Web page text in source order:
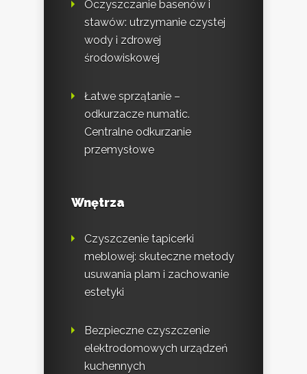
Oczyszczanie basenów i
stawów: utrzymanie czystej
wody i zdrowej
środowiskowej
Łatwe sprzątanie –
odkurzacze numatic.
Centralne odkurzanie
przemysłowe
Wnętrza
Czyszczenie tapicerki
meblowej: skuteczne metody
usuwania plam i zachowanie
estetyki
Bezpieczne czyszczenie
elektrodomowych urządzeń
kuchennych